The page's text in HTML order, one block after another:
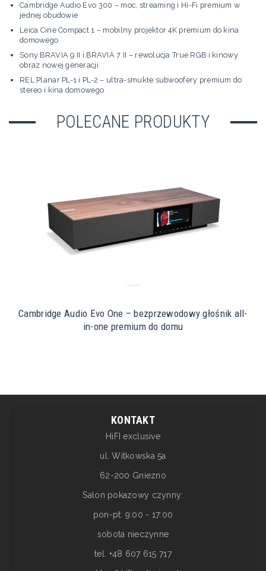
Cambridge Audio Evo 300 – moc, streaming i Hi-Fi premium w
jednej obudowie
Leica Cine Compact 1 – mobilny projektor 4K premium do kina
domowego
Sony BRAVIA 9 II i BRAVIA 7 II – rewolucja True RGB i kinowy
obraz nowej generacji
REL Planar PL-1 i PL-2 – ultra-smukłe subwoofery premium do
stereo i kina domowego
POLECANE PRODUKTY
Cambridge Audio Evo One – bezprzewodowy głośnik all-
in-one premium do domu
KONTAKT
HiFI exclusive
ul. Witkowska 5a
62-200 Gniezno
Salon pokazowy czynny:
pon-pt: 9:00 - 17:00
sobota nieczynne
tel. +48 607 615 717